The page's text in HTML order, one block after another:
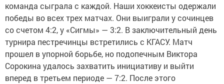
команда сыграла с каждой. Наши хоккеисты одержали
победы во всех трех матчах. Они выиграли у сочинцев
со счетом 4:2, у «Сигмы» — 3:2. В заключительный день
турнира пестречинцы встретились с КГАСУ. Матч
прошел в упорной борьбе, но подопечным Виктора
Сорокина удалось захватить инициативу и выйти
вперед в третьем периоде — 7:2. После этого